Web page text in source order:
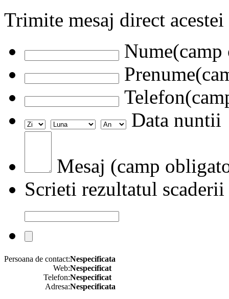
Trimite mesaj direct
Data nuntii
Mesaj (camp
Scrieti rezultatul scaderii
Persoana de contact:Nespecificata
Web:Nespecificat
Telefon:Nespecificat
Adresa:Nespecificata